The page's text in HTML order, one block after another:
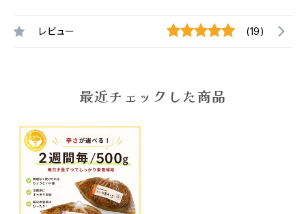
レビュー (19)
最近チェックした商品